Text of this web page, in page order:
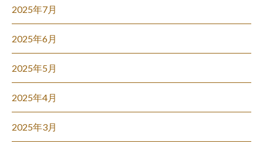
2025年7月
2025年6月
2025年5月
2025年4月
2025年3月